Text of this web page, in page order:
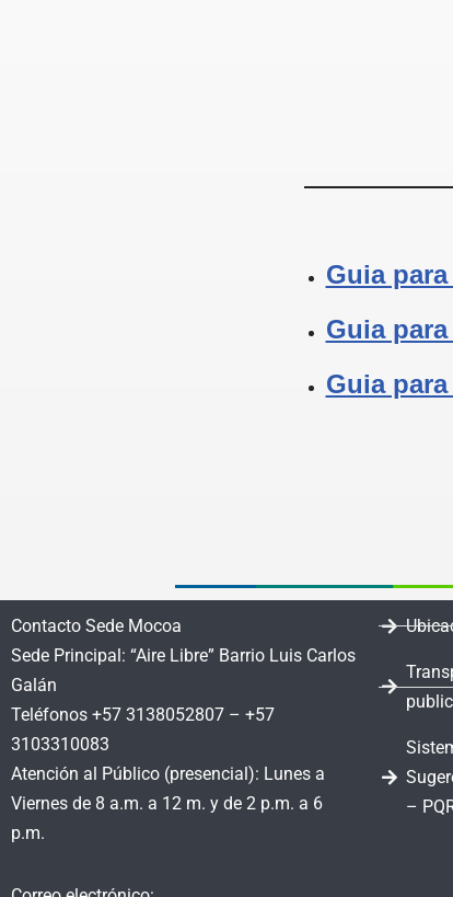
Guia
Guia
Guia
Contacto Sede Mocoa
Sede Principal: “Aire Libre” Barrio Luis Carlos
Galán
Teléfonos +57 3138052807 – +57
3103310083
Atención al Público (presencial): Lunes a
Viernes de 8 a.m. a 12 m. y de 2 p.m. a 6
p.m.
–